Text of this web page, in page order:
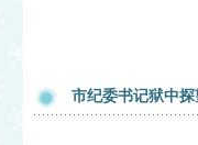
市纪委书记狱中